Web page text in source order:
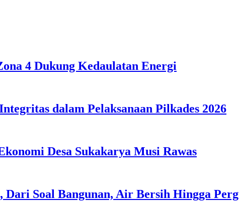
4 Dukung Kedaulatan Energi
dalam Pelaksanaan Pilkades 2026
Desa Sukakarya Musi Rawas
Soal Bangunan, Air Bersih Hingga